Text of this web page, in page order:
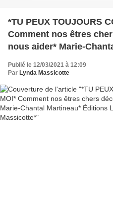
*TU PEUX TOUJOURS
Comment nos êtres
nous aider* Marie-
Publié le 12/03/2021 à 12:09
Par Lynda Massicotte